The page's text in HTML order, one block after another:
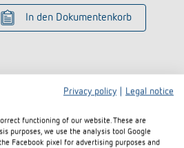
In den Dokumentenkorb
Privacy policy
Legal notice
functioning of our website. These are
purposes, we use the analysis tool Google
Facebook pixel for advertising purposes and